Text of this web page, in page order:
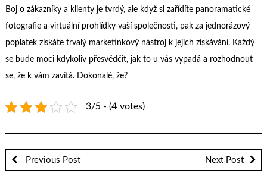
Boj o zákazníky a klienty je tvrdý, ale když si zařídíte panoramatické
fotografie a virtuální prohlídky vaší společnosti, pak za jednorázový
poplatek získáte trvalý marketinkový nástroj k jejich získávání. Každý
se bude moci kdykoliv přesvědčit, jak to u vás vypadá a rozhodnout
se, že k vám zavítá. Dokonalé, že?
3/5 - (4 votes)
Previous Post Next Post